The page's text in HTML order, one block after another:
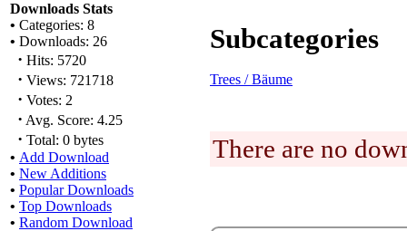
Downloads Stats
• Categories: 8
• Downloads: 26
· Hits: 5720
· Views: 721718
· Votes: 2
· Avg. Score: 4.25
· Total: 0 bytes
• Add Download
• New Additions
• Popular Downloads
• Top Downloads
• Random Download
Subcategories
Trees / Bäume
There are no